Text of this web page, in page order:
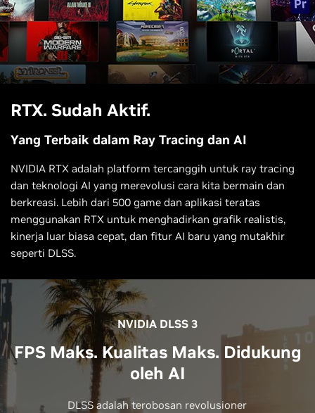
RTX. Sudah Aktif.
Yang Terbaik dalam Ray Tracing dan AI
NVIDIA RTX adalah platform tercanggih untuk ray tracing
dan teknologi AI yang merevolusi cara kita bermain dan
berkreasi. Lebih dari 500 game dan aplikasi teratas
menggunakan RTX untuk menghadirkan grafik realistis,
kinerja luar biasa cepat, dan fitur AI baru yang mutakhir
seperti DLSS.
NVIDIA DLSS 3
FPS Maks. Kualitas Maks. Didukung
oleh AI
DLSS adalah terobosan revolusioner